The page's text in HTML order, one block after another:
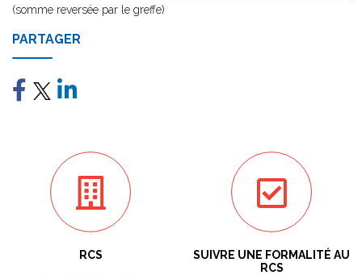
(somme reversée par le greffe)
PARTAGER
RCS
SUIVRE UNE FORMALITÉ AU
RCS